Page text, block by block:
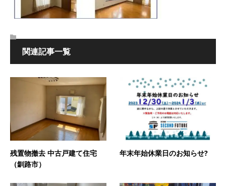
関連記事一覧
残置物撤去 中古戸建て住宅
（釧路市）
年末年始休業日のお知らせ?